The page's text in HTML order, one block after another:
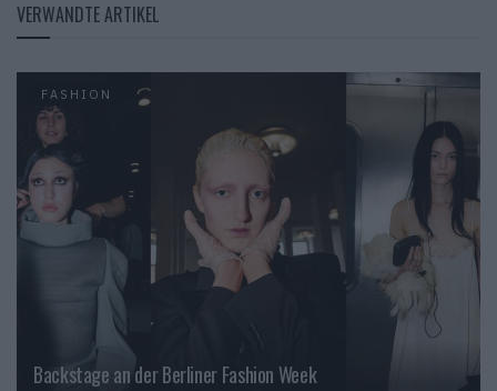
VERWANDTE ARTIKEL
FASHION
Backstage an der Berliner Fashion Week